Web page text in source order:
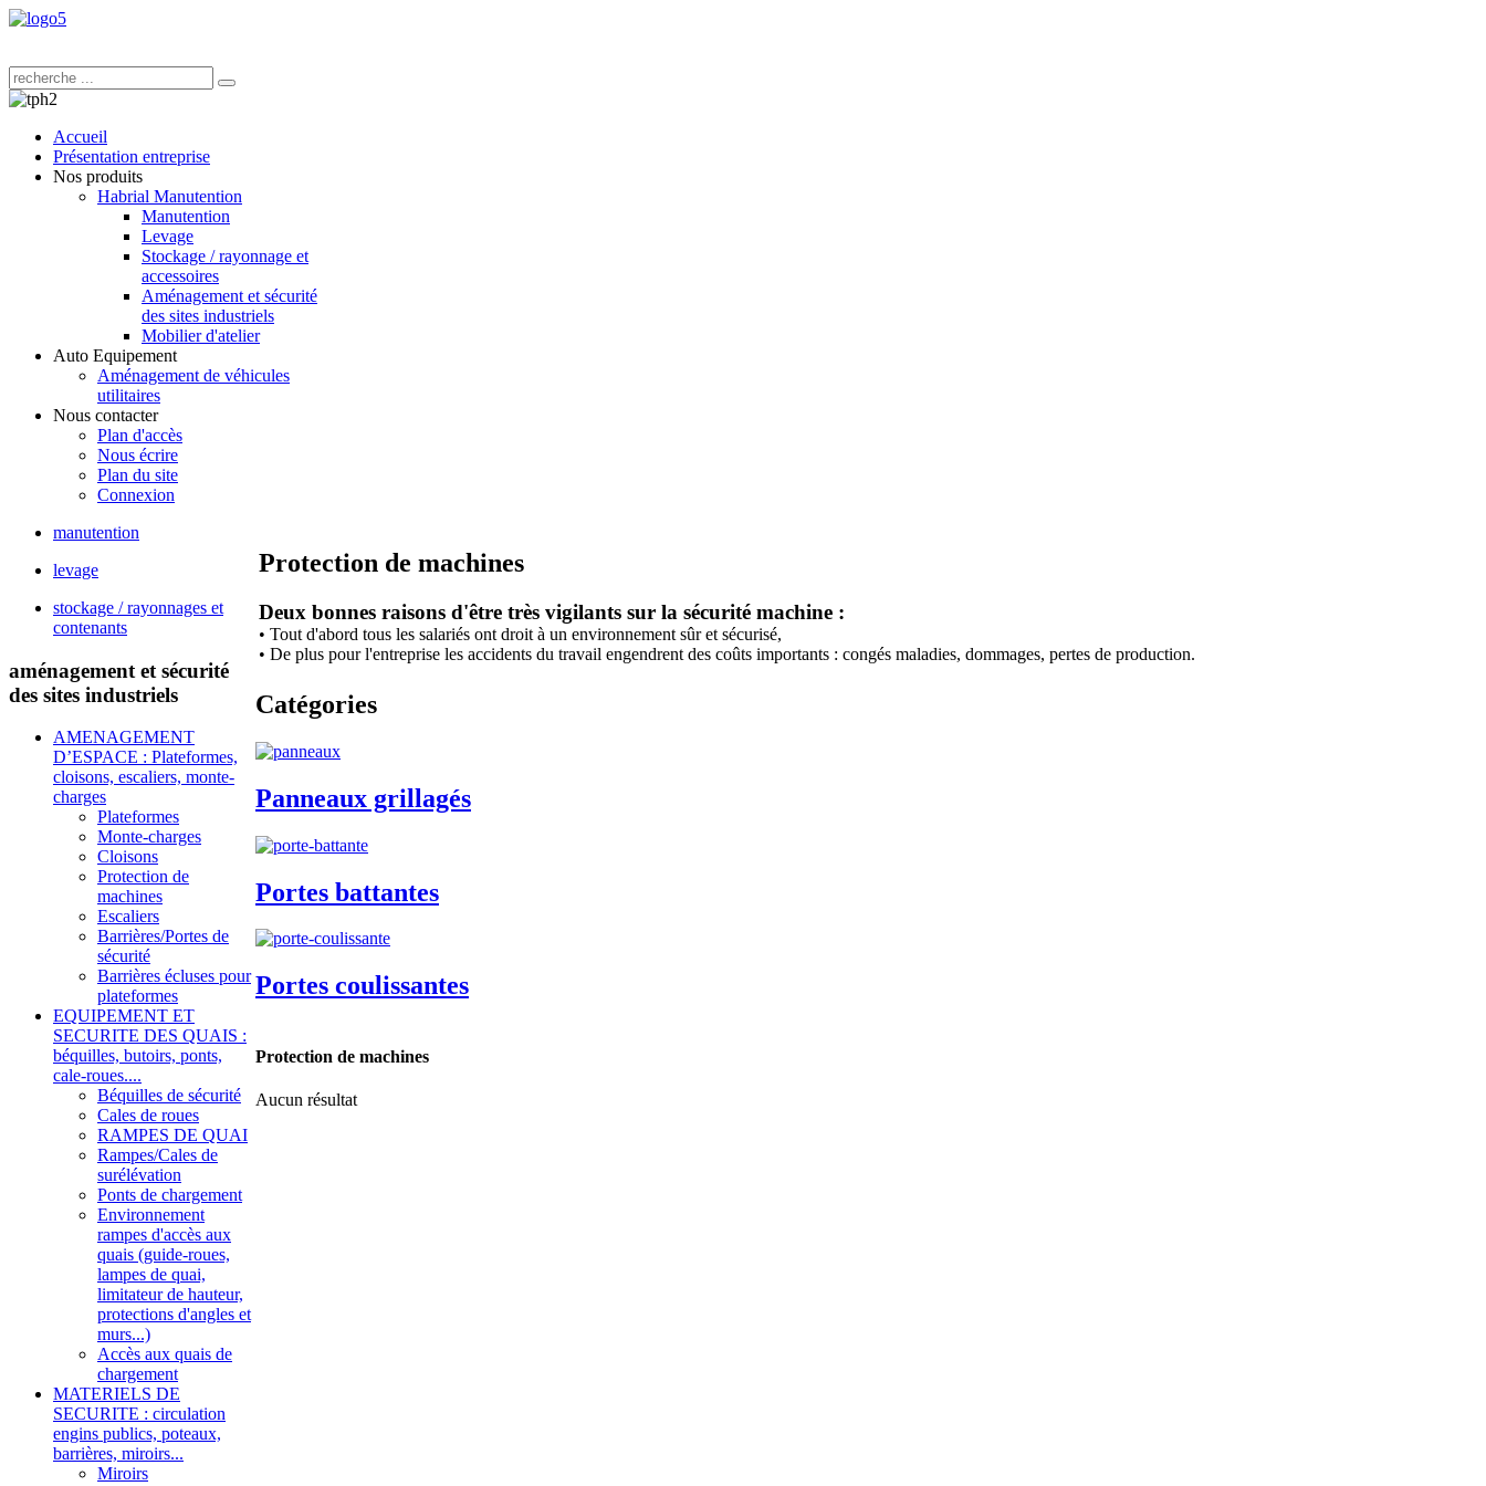
Accueil
Présentation entreprise
Nos produits
Habrial Manutention
Manutention
Levage
Stockage / rayonnage et
accessoires
Aménagement et sécurité
des sites industriels
Mobilier d'atelier
Auto Equipement
Aménagement de véhicules
utilitaires
Nous contacter
Plan d'accès
Nous écrire
Plan du site
Connexion
Protection de machines
Deux bonnes raisons d'être très vigilants sur la sécurité machine :
• Tout d'abord tous les salariés ont droit à un environnement sûr et sécurisé,
• De plus pour l'entreprise les accidents du travail engendrent des coûts importants : congés maladies, dommages, pertes de production.
Catégories
Panneaux grillagés
Portes battantes
Portes coulissantes
Protection de machines
Aucun résultat
manutention
levage
stockage / rayonnages et
contenants
aménagement et sécurité
des sites industriels
AMENAGEMENT
D’ESPACE : Plateformes,
cloisons, escaliers, monte-
charges
Plateformes
Monte-charges
Cloisons
Protection de
machines
Escaliers
Barrières/Portes de
sécurité
Barrières écluses pour
plateformes
EQUIPEMENT ET
SECURITE DES QUAIS :
béquilles, butoirs, ponts,
cale-roues....
Béquilles de sécurité
Cales de roues
RAMPES DE QUAI
Rampes/Cales de
surélévation
Ponts de chargement
Environnement
rampes d'accès aux
quais (guide-roues,
lampes de quai,
limitateur de hauteur,
protections d'angles et
murs...)
Accès aux quais de
chargement
MATERIELS DE
SECURITE : circulation
engins publics, poteaux,
barrières, miroirs...
Miroirs